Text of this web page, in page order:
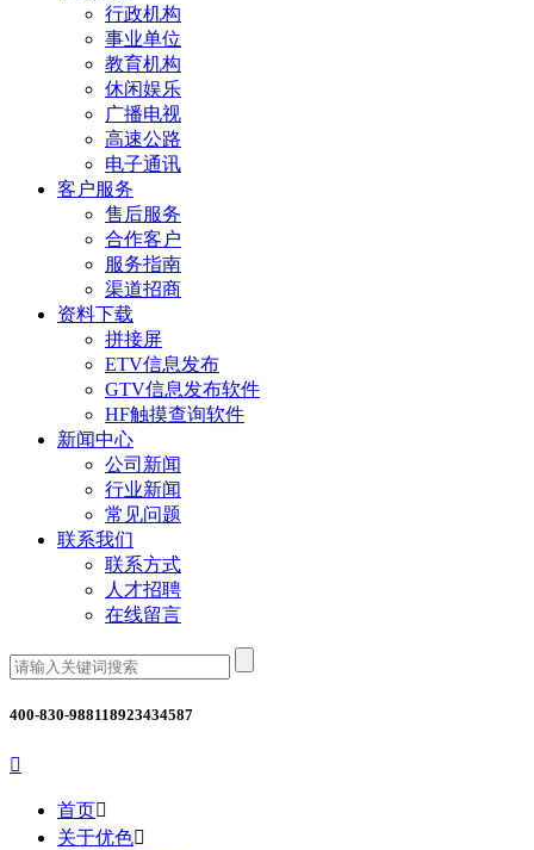
行政机构
事业单位
教育机构
休闲娱乐
广播电视
高速公路
电子通讯
客户服务
售后服务
合作客户
服务指南
渠道招商
资料下载
拼接屏
ETV信息发布
GTV信息发布软件
HF触摸查询软件
新闻中心
公司新闻
行业新闻
常见问题
联系我们
联系方式
人才招聘
在线留言
400-830-988118923434587

首页
关于优色